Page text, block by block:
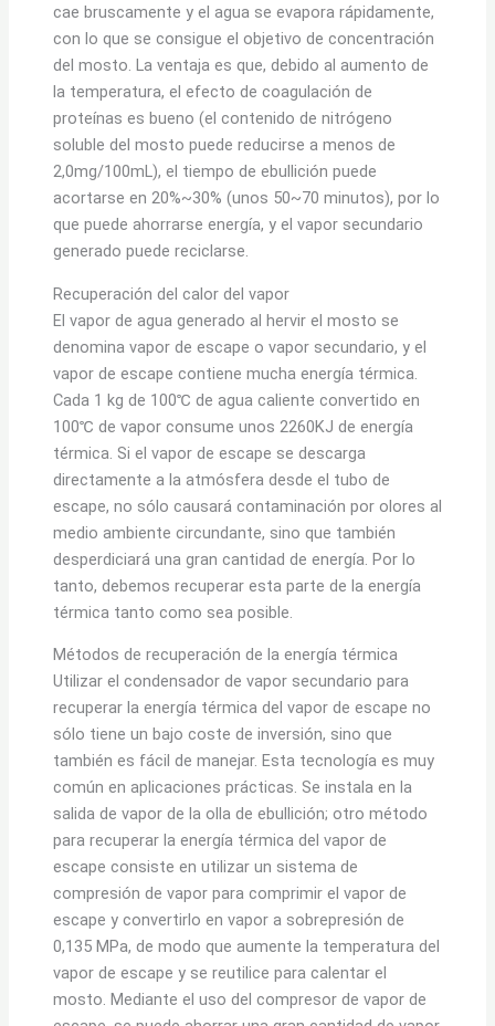
cae bruscamente y el agua se evapora rápidamente,
con lo que se consigue el objetivo de concentración
del mosto. La ventaja es que, debido al aumento de
la temperatura, el efecto de coagulación de
proteínas es bueno (el contenido de nitrógeno
soluble del mosto puede reducirse a menos de
2,0mg/100mL), el tiempo de ebullición puede
acortarse en 20%~30% (unos 50~70 minutos), por lo
que puede ahorrarse energía, y el vapor secundario
generado puede reciclarse.
Recuperación del calor del vapor
El vapor de agua generado al hervir el mosto se
denomina vapor de escape o vapor secundario, y el
vapor de escape contiene mucha energía térmica.
Cada 1 kg de 100℃ de agua caliente convertido en
100℃ de vapor consume unos 2260KJ de energía
térmica. Si el vapor de escape se descarga
directamente a la atmósfera desde el tubo de
escape, no sólo causará contaminación por olores al
medio ambiente circundante, sino que también
desperdiciará una gran cantidad de energía. Por lo
tanto, debemos recuperar esta parte de la energía
térmica tanto como sea posible.
Métodos de recuperación de la energía térmica
Utilizar el condensador de vapor secundario para
recuperar la energía térmica del vapor de escape no
sólo tiene un bajo coste de inversión, sino que
también es fácil de manejar. Esta tecnología es muy
común en aplicaciones prácticas. Se instala en la
salida de vapor de la olla de ebullición; otro método
para recuperar la energía térmica del vapor de
escape consiste en utilizar un sistema de
compresión de vapor para comprimir el vapor de
escape y convertirlo en vapor a sobrepresión de
0,135 MPa, de modo que aumente la temperatura del
vapor de escape y se reutilice para calentar el
mosto. Mediante el uso del compresor de vapor de